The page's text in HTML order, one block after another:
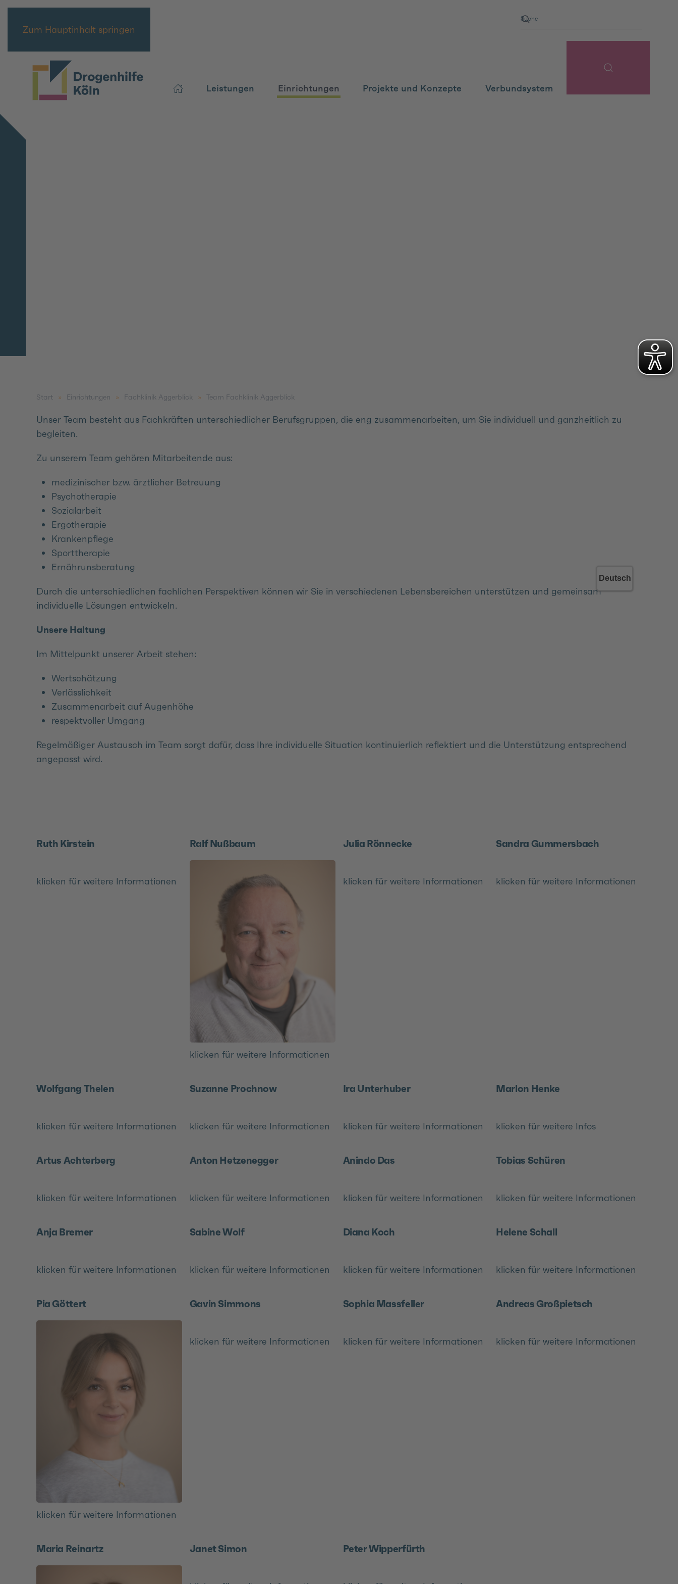
Zum Hauptinhalt springen
Leistungen Einrichtungen Projekte und Konzepte Verbundsystem
Start Einrichtungen Fachklinik Aggerblick Team Fachklinik Aggerblick
Unser Team besteht aus Fachkräften unterschiedlicher Berufsgruppen, die eng zusammenarbeiten, um Sie individuell und ganzheitlich zu
begleiten.
Zu unserem Team gehören Mitarbeitende aus:
medizinischer bzw. ärztlicher Betreuung
Psychotherapie
Sozialarbeit
Ergotherapie
Krankenpflege
Sporttherapie
Ernährunsberatung
Durch die unterschiedlichen fachlichen Perspektiven können wir Sie in verschiedenen Lebensbereichen unterstützen und gemeinsam
individuelle Lösungen entwickeln.
Unsere Haltung
Im Mittelpunkt unserer Arbeit stehen:
Wertschätzung
Verlässlichkeit
Zusammenarbeit auf Augenhöhe
respektvoller Umgang
Regelmäßiger Austausch im Team sorgt dafür, dass Ihre individuelle Situation kontinuierlich reflektiert und die Unterstützung entsprechend
angepasst wird.
Ruth Kirstein
klicken für weitere Informationen
Ralf Nußbaum
klicken für weitere Informationen
Julia Rönnecke
klicken für weitere Informationen
Sandra Gummersbach
klicken für weitere Informationen
Wolfgang Thelen
klicken für weitere Informationen
Suzanne Prochnow
klicken für weitere Informationen
Ira Unterhuber
klicken für weitere Informationen
Marlon Henke
klicken für weitere Infos
Artus Achterberg
klicken für weitere Informationen
Anton Hetzenegger
klicken für weitere Informationen
Anindo Das
klicken für weitere Informationen
Tobias Schüren
klicken für weitere Informationen
Anja Bremer
klicken für weitere Informationen
Sabine Wolf
klicken für weitere Informationen
Diana Koch
klicken für weitere Informationen
Helene Schall
klicken für weitere Informationen
Pia Göttert
klicken für weitere Informationen
Gavin Simmons
klicken für weitere Informationen
Sophia Massfeller
klicken für weitere Informationen
Andreas Großpietsch
klicken für weitere Informationen
Maria Reinartz Janet Simon Peter Wipperfürth